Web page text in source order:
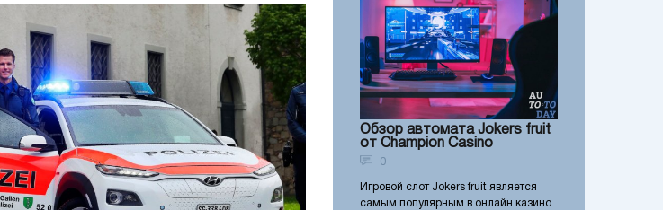
Обзор автомата Jokers fruit
от Champion Casino
0
Игровой слот Jokers fruit является
самым популярным в онлайн казино